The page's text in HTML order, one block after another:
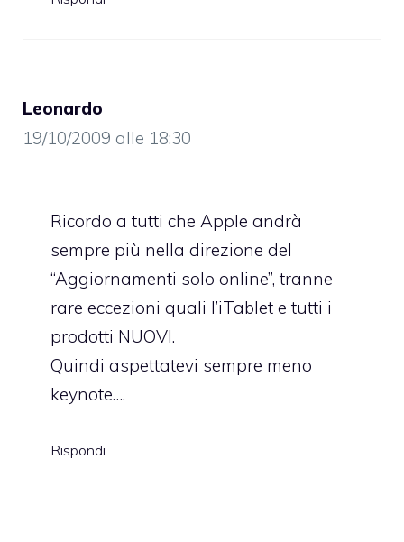
Leonardo
19/10/2009 alle 18:30
Ricordo a tutti che Apple andrà
sempre più nella direzione del
“Aggiornamenti solo online”, tranne
rare eccezioni quali l’iTablet e tutti i
prodotti NUOVI.
Quindi aspettatevi sempre meno
keynote….
Rispondi